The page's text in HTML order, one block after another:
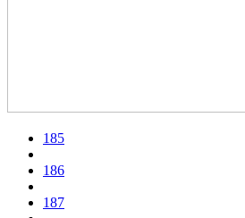
185
186
187